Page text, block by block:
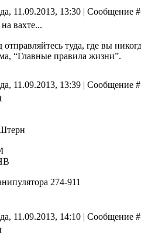
11.09.2013, 13:30 | Сообщение #
вахте...
отправляйтесь туда, где вы
“Главные правила жизни”.
11.09.2013, 13:39 | Сообщение #
274-911
11.09.2013, 14:10 | Сообщение #